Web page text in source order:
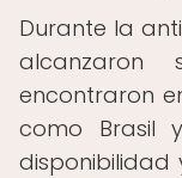
Durante la
alcanzaron
encontraron
como Brasil
disponibilidad